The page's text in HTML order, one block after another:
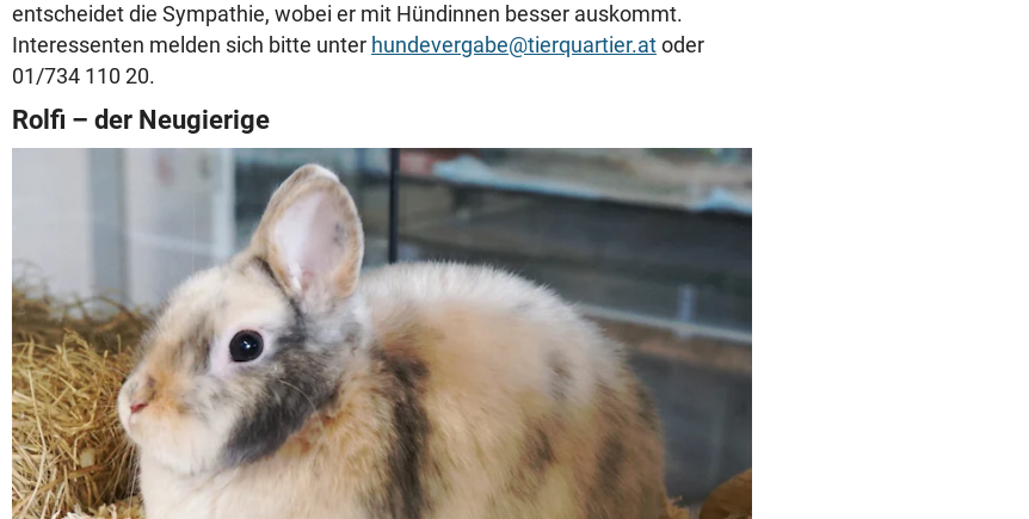
entscheidet die Sympathie, wobei er mit Hündinnen besser auskommt.
Interessenten melden sich bitte unter hundevergabe@tierquartier.atoder
01/734 110 20.
Rolfi – der Neugierige